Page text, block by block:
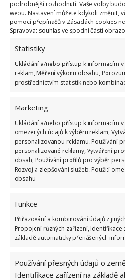
podrobnější rozhodnutí. Vaše volby
webu. Nastavení můžete kdykoli změnit,
pomocí přepínačů v Zásadách cookies
Spravovat souhlas ve spodní části
Statistiky
Ukládání a/nebo přístup k informacím v
reklam, Měření výkonu obsahu,
prostřednictvím statistik nebo
Marketing
Ukládání a/nebo přístup k informacím v
omezených údajů k výběru reklam,
personalizovanou reklamu, Používání
personalizované reklamy, Vytváření
obsah, Používání profilů pro výběr
Rozvoj a zlepšování služeb, Použití
obsahu.
Funkce
Přiřazování a kombinování údajů z
Propojení různých zařízení, Identifikace
základě automaticky přenášených
Používání přesných údajů o
Identifikace zařízení na základě
Obecně platí, že čím
méně často se tupí. Při výběru
nože by měly být v každé
tupých čepelí ale můžete
umývat vždy pod tekoucí a
Zdroj: Porady Interia